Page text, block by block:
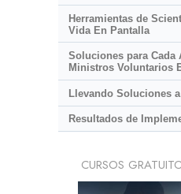
Herramientas de
Vida En Pantalla
Soluciones para Cada
Ministros Voluntarios
Llevando Soluciones
Resultados de
CURSOS